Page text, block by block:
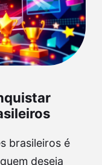
brasileiros é
deseja